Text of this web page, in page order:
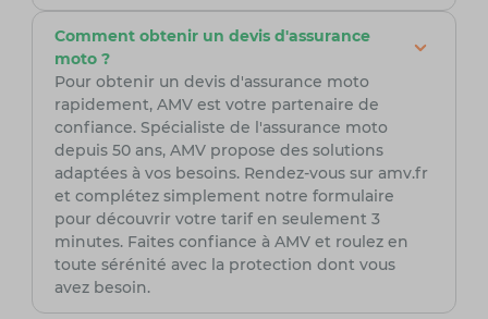
Comment obtenir un devis d'assurance
moto ?
Pour obtenir un devis d'assurance moto
rapidement, AMV est votre partenaire de
confiance. Spécialiste de l'assurance moto
depuis 50 ans, AMV propose des solutions
adaptées à vos besoins. Rendez-vous sur amv.fr
et complétez simplement notre formulaire
pour découvrir votre tarif en seulement 3
minutes. Faites confiance à AMV et roulez en
toute sérénité avec la protection dont vous
avez besoin.